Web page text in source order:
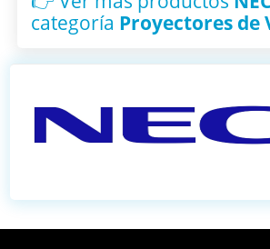
categoría Proyectores de